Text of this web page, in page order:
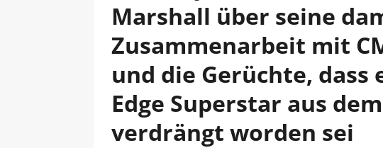
Marshall über seine
Zusammenarbeit mit
und die Gerüchte, dass
Edge Superstar aus
verdrängt worden sei